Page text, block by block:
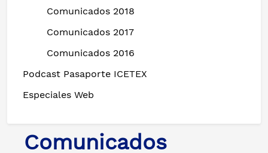
Comunicados 2018
Comunicados 2017
Comunicados 2016
Podcast Pasaporte ICETEX
Especiales Web
Comunicados